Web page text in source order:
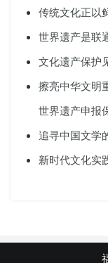
传统文化正以
世界遗产是联
文化遗产保护
擦亮中华文明
世界遗产申报
追寻中国文学
新时代文化实